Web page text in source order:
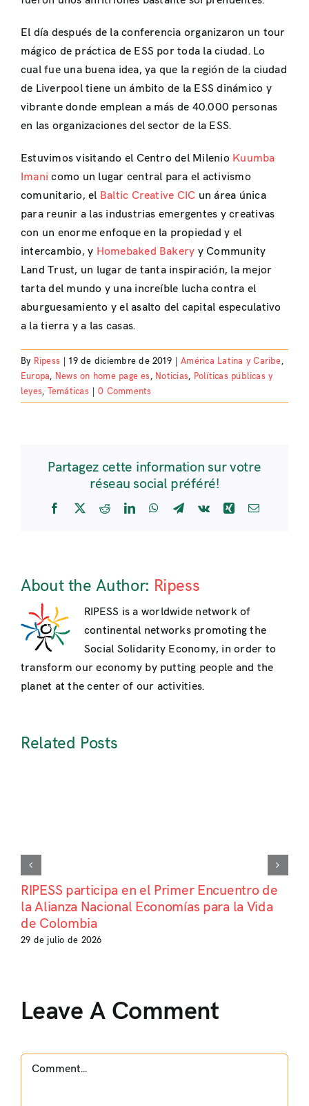
El día después de la conferencia organizaron un tour
mágico de práctica de ESS por toda la ciudad. Lo
cual fue una buena idea, ya que la región de la ciudad
de Liverpool tiene un ámbito de la ESS dinámico y
vibrante donde emplean a más de 40.000 personas
en las organizaciones del sector de la ESS.
Estuvimos visitando el Centro del Milenio Kuumba
Imani como un lugar central para el activismo
comunitario, el Baltic Creative CIC un área única
para reunir a las industrias emergentes y creativas
con un enorme enfoque en la propiedad y el
intercambio, y Homebaked Bakery y Community
Land Trust, un lugar de tanta inspiración, la mejor
tarta del mundo y una increíble lucha contra el
aburguesamiento y el asalto del capital especulativo
a la tierra y a las casas.
By Ripess 19 de diciembre de 2019 América Latina y Caribe,
Europa, News on home page es, Noticias, Políticas públicas y
leyes, Temáticas 0 Comments
Partagez cette information sur votre
réseau social préféré!
Facebook
X RedditLinkedInWhatsApp
Telegram
Vk Xing Email
About the Author: Ripess
RIPESS is a worldwide network of
continental networks promoting the
Social Solidarity Economy, in order to
transform our economy by putting people and the
planet at the center of our activities.
Related Posts
RIPESS participa en el Primer Encuentro de
la Alianza Nacional Economías para la Vida
de Colombia
29 de julio de 2026
Leave A Comment
Comment